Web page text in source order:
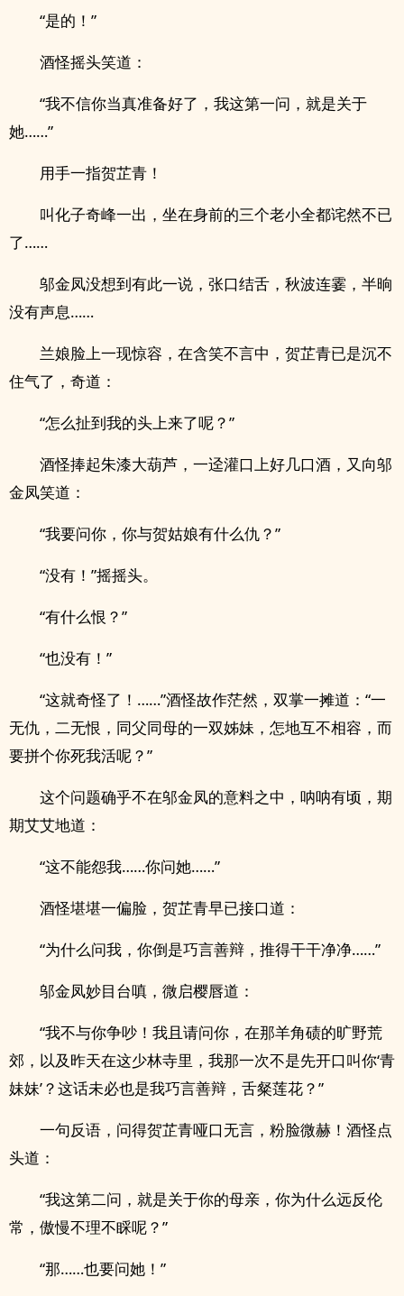
“是的！”
酒怪摇头笑道：
“我不信你当真准备好了，我这第一问，就是关于
她……”
用手一指贺芷青！
叫化子奇峰一出，坐在身前的三个老小全都诧然不已
了……
邬金凤没想到有此一说，张口结舌，秋波连霎，半晌
没有声息……
兰娘脸上一现惊容，在含笑不言中，贺芷青已是沉不
住气了，奇道：
“怎么扯到我的头上来了呢？”
酒怪捧起朱漆大葫芦，一迳灌口上好几口酒，又向邬
金凤笑道：
“我要问你，你与贺姑娘有什么仇？”
“没有！”摇摇头。
“有什么恨？”
“也没有！”
“这就奇怪了！……”酒怪故作茫然，双掌一摊道：“一
无仇，二无恨，同父同母的一双姊妹，怎地互不相容，而
要拼个你死我活呢？”
这个问题确乎不在邬金凤的意料之中，呐呐有顷，期
期艾艾地道：
“这不能怨我……你问她……”
酒怪堪堪一偏脸，贺芷青早已接口道：
“为什么问我，你倒是巧言善辩，推得干干净净……”
邬金凤妙目台嗔，微启樱唇道：
“我不与你争吵！我且请问你，在那羊角碛的旷野荒
郊，以及昨天在这少林寺里，我那一次不是先开口叫你‘青
妹妹’？这话未必也是我巧言善辩，舌粲莲花？”
一句反语，问得贺芷青哑口无言，粉脸微赫！酒怪点
头道：
“我这第二问，就是关于你的母亲，你为什么远反伦
常，傲慢不理不睬呢？”
“那……也要问她！”